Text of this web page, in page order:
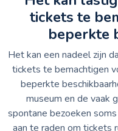
tickets te
beperkte
Het kan een nadeel zijn
tickets te bemachtigen
beperkte
museum en de vaak
spontane bezoeken
aan te raden om tickets